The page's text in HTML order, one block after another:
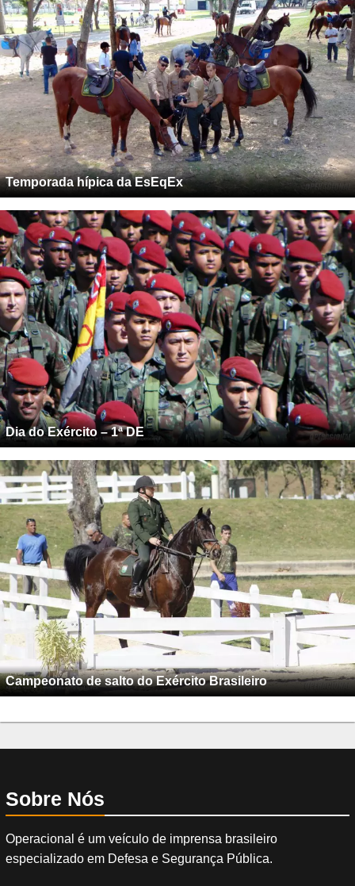
Temporada hípica da EsEqEx
Dia do Exército – 1ª DE
Campeonato de salto do Exército Brasileiro
Sobre Nós
Operacional é um veículo de imprensa brasileiro
especializado em Defesa e Segurança Pública.